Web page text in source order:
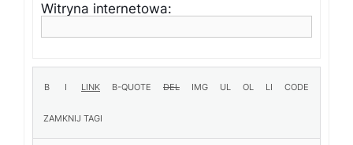
Witryna internetowa: